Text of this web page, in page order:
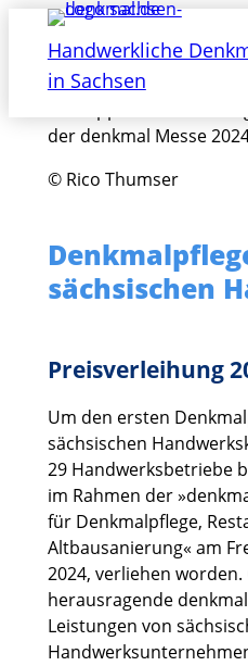
Inhalt
springen
Handwerkliche
in Sachsen
© Rico Thumser
sächsischen
Preisverleihung
Um den ersten
sächsischen
29 Handwerksbetriebe
im Rahmen der
für Denkmalpflege,
Altbausanierung« am
2024, verliehen
herausragende
Leistungen von